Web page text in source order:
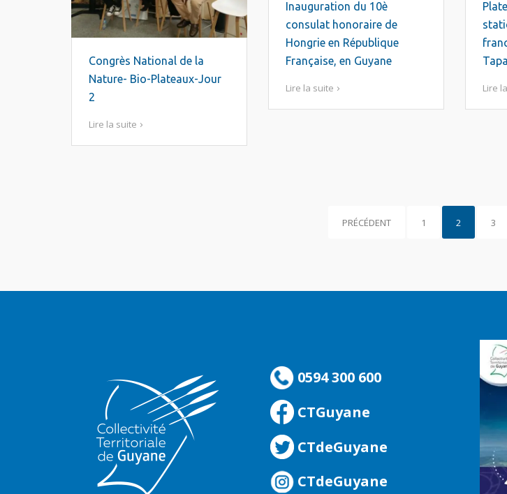
Lire
Inauguration du 10è
consulat honoraire de
Hongrie en République
Française, en Guyane
Lire la suite
Congrès National de la
Nature- Bio-Plateaux-Jour
2
Lire la suite
PRÉCÉDENT 1 2 3
0594 300 600
CTGuyane
CTdeGuyane
CTdeGuyane